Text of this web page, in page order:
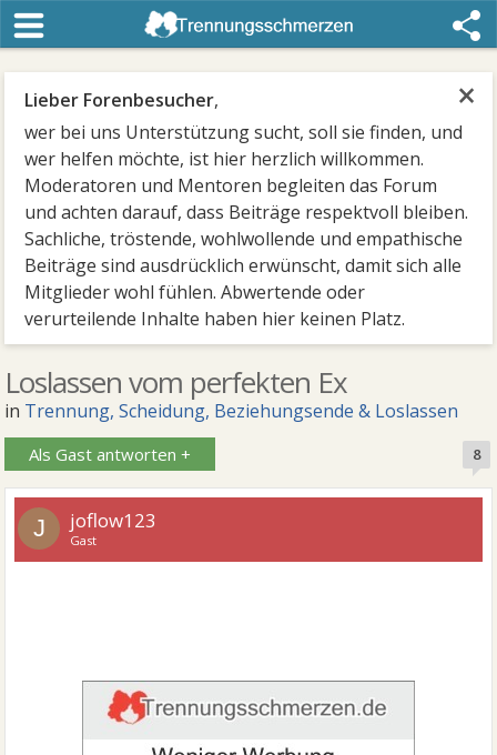
×
Lieber Forenbesucher,
wer bei uns Unterstützung sucht, soll sie finden, und
wer helfen möchte, ist hier herzlich willkommen.
Moderatoren und Mentoren begleiten das Forum
und achten darauf, dass Beiträge respektvoll bleiben.
Sachliche, tröstende, wohlwollende und empathische
Beiträge sind ausdrücklich erwünscht, damit sich alle
Mitglieder wohl fühlen. Abwertende oder
verurteilende Inhalte haben hier keinen Platz.
Loslassen vom perfekten Ex
in Trennung, Scheidung, Beziehungsende & Loslassen
Als Gast antworten + 8
J joflow123
Gast